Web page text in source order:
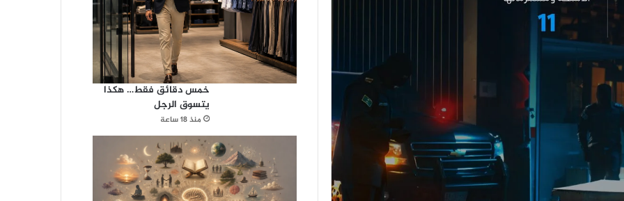
خمس دقائق فقط… هكذا
يتسوق الرجل
منذ 18 ساعة